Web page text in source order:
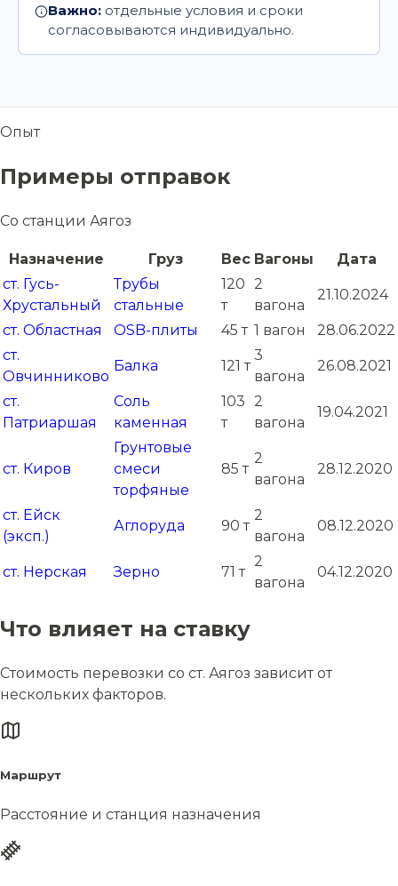
Важно: отдельные условия и сроки
согласовываются индивидуально.
Опыт
Примеры отправок
Со станции Аягоз
Назначение Груз Вес Вагоны
Дата
ст. Гусь-
Хрустальный
Трубы
стальные
120
т
2
вагона
21.10.2024
ст. Областная OSB-плиты 45 т 1 вагон
28.06.2022
ст.
Овчинниково
Балка 121 т
3
вагона
26.08.2021
ст.
Патриаршая
Соль
каменная
103
т
2
вагона
19.04.2021
ст. Киров
Грунтовые
смеси
торфяные
85 т
2
вагона
28.12.2020
ст. Ейск
(эксп.)
Аглоруда 90 т
2
вагона
08.12.2020
ст. Нерская Зерно 71 т
2
вагона
04.12.2020
Что влияет на ставку
Стоимость перевозки со ст. Аягоз зависит от
нескольких факторов.
Маршрут
Расстояние и станция назначения